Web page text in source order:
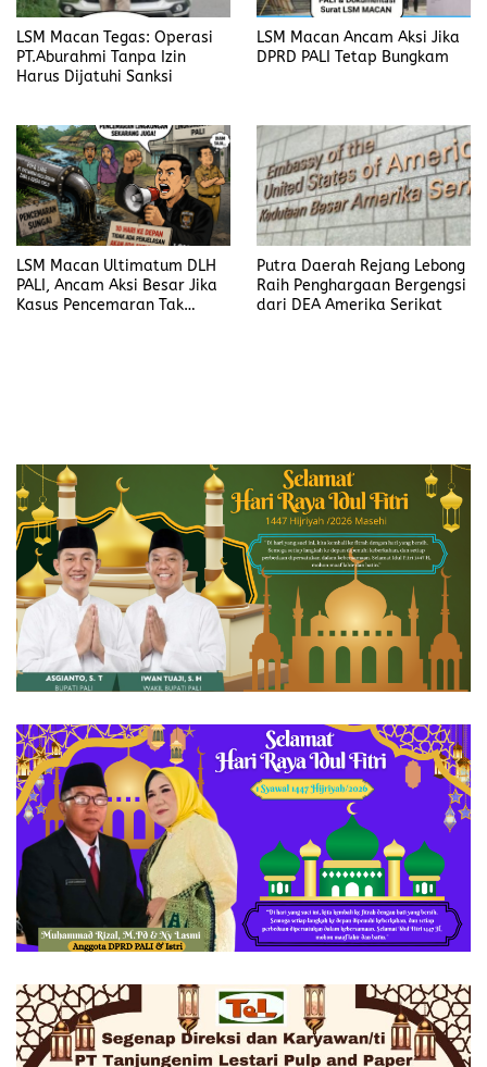
LSM Macan Tegas: Operasi
PT.Aburahmi Tanpa Izin
Harus Dijatuhi Sanksi
LSM Macan Ancam Aksi Jika
DPRD PALI Tetap Bungkam
LSM Macan Ultimatum DLH
PALI, Ancam Aksi Besar Jika
Kasus Pencemaran Tak
Putra Daerah Rejang Lebong
Raih Penghargaan Bergengsi
dari DEA Amerika Serikat